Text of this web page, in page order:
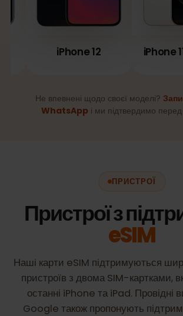
iPhone 12 iPhone
Не впевнені щодо своєї моделі?
WhatsApp і ми підтвердимо
ПРИСТРОЇ
Пристрої з
eSIM
Наші карти eSIM підтримуються
пристроїв з двома SIM-картками,
останні iPhone та iPad. Провідні
Google також пропонують